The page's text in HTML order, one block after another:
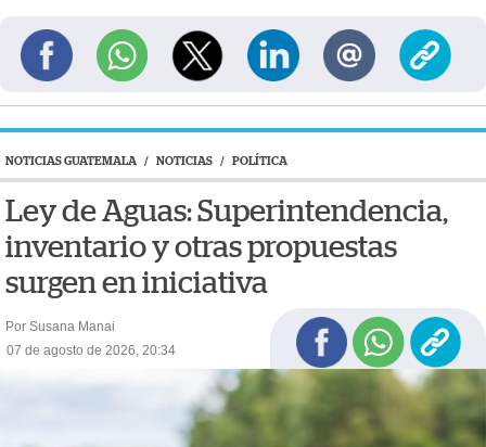
NOTICIAS GUATEMALA / NOTICIAS / POLÍTICA
Ley de Aguas: Superintendencia,
inventario y otras propuestas
surgen en iniciativa
Por Susana Manai
07 de agosto de 2026, 20:34